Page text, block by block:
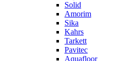
Solid
Amorim
Sika
Kahrs
Tarkett
Pavitec
Aquafloor